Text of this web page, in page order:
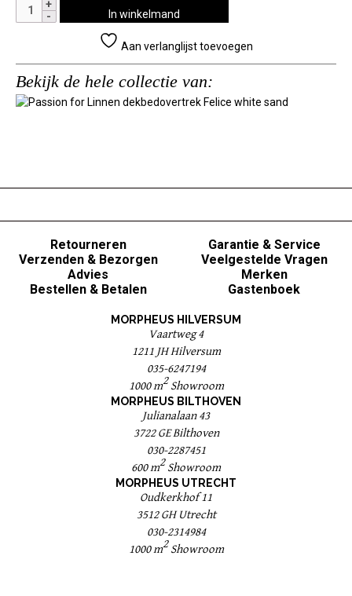
Passion
for
white
sand
In winkelmand
Aan verlanglijst toevoegen
Bekijk de hele collectie van:
Retourneren
Verzenden & Bezorgen
Advies
Bestellen & Betalen
Garantie & Service
Veelgestelde Vragen
Merken
Gastenboek
MORPHEUS HILVERSUM
Vaartweg 4
1211 JH Hilversum
035-6247194
1000 m2Showroom
MORPHEUS BILTHOVEN
Julianalaan 43
3722 GE Bilthoven
030-2287451
600 m2 Showroom
MORPHEUS UTRECHT
Oudkerkhof 11
3512 GH Utrecht
030-2314984
1000 m2Showroom